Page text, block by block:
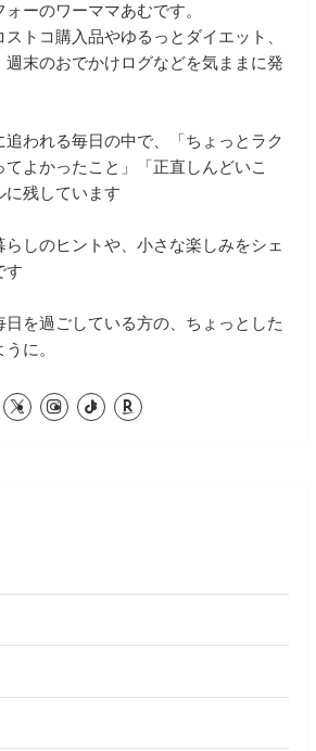
ーのワーママあむです。
トコ購入品やゆるっとダイエット、
週末のおでかけログなどを気ままに発
われる毎日の中で、「ちょっとラク
よかったこと」「正直しんどいこ
に残しています
しのヒントや、小さな楽しみをシェ
す
日を過ごしている方の、ちょっとした
に。